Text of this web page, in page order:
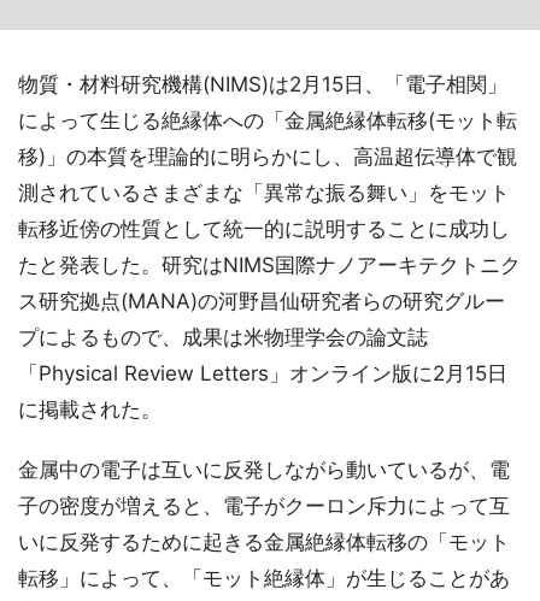
物質・材料研究機構(NIMS)は2月15日、「電子相関」
によって生じる絶縁体への「金属絶縁体転移(モット転
移)」の本質を理論的に明らかにし、高温超伝導体で観
測されているさまざまな「異常な振る舞い」をモット
転移近傍の性質として統一的に説明することに成功し
たと発表した。研究はNIMS国際ナノアーキテクトニク
ス研究拠点(MANA)の河野昌仙研究者らの研究グルー
プによるもので、成果は米物理学会の論文誌
「Physical Review Letters」オンライン版に2月15日
に掲載された。
金属中の電子は互いに反発しながら動いているが、電
子の密度が増えると、電子がクーロン斥力によって互
いに反発するために起きる金属絶縁体転移の「モット
転移」によって、「モット絶縁体」が生じることがあ